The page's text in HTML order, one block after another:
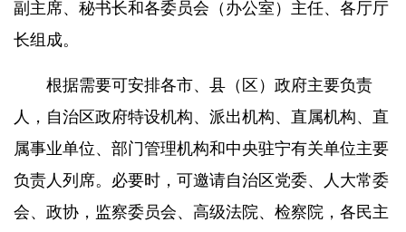
副主席、秘书长和各委员会（办公室）主任、各厅厅
长组成。
根据需要可安排各市、县（区）政府主要负责
人，自治区政府特设机构、派出机构、直属机构、直
属事业单位、部门管理机构和中央驻宁有关单位主要
负责人列席。必要时，可邀请自治区党委、人大常委
会、政协，监察委员会、高级法院、检察院，各民主